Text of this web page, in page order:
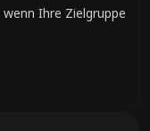
Ihre Zielgruppe